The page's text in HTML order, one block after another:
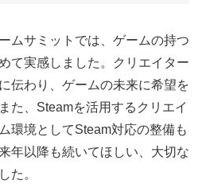
ムサミットでは、ゲームの持つ
て実感しました。クリエイター
伝わり、ゲームの未来に希望を
た、Steamを活用するクリエイ
環境としてSteam対応の整備も
年以降も続いてほしい、大切な
た。